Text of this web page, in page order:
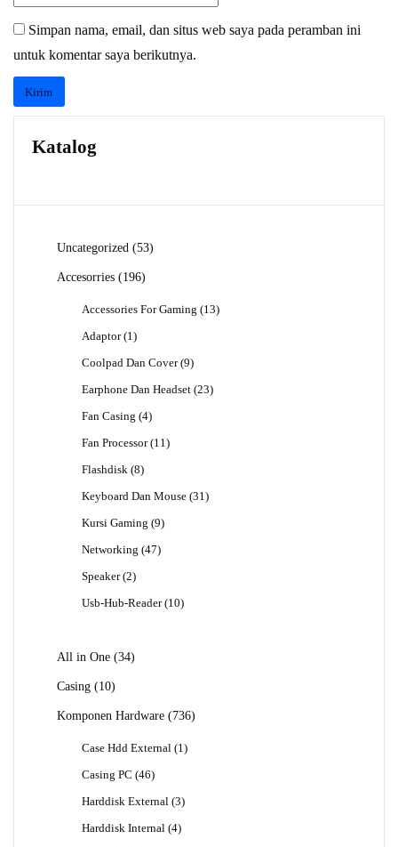
Simpan nama, email, dan situs web saya pada peramban ini
untuk komentar saya berikutnya.
Katalog
Uncategorized 5353
Accesorries
196196
Accessories For Gaming 1313
Adaptor 11
Coolpad Dan Cover 99
Earphone Dan Headset 2323
Fan Casing 44
Fan Processor 1111
Flashdisk 88
Keyboard Dan Mouse 3131
Kursi Gaming 99
Networking 4747
Speaker 22
Usb-Hub-Reader 1010
All in One 3434
Casing
1010
Komponen Hardware
736736
Case Hdd External 11
Casing PC 4646
Harddisk External 33
Harddisk Internal 44